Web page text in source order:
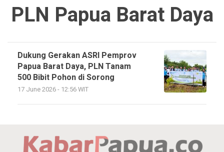
PLN Papua Barat Daya
Dukung Gerakan ASRI Pemprov
Papua Barat Daya, PLN Tanam
500 Bibit Pohon di Sorong
17 June 2026 - 12:56 WIT